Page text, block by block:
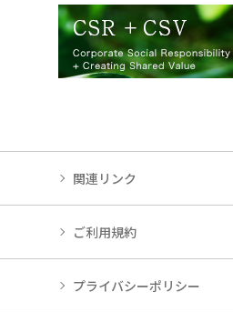
関連リンク
ご利用規約
プライバシーポリシー